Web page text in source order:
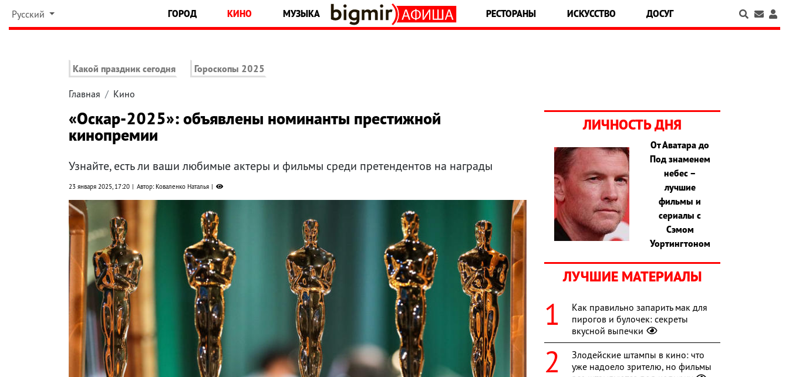
Русский ГОРОД КИНО МУЗЫКА РЕСТОРАНЫ ИСКУССТВО ДОСУГ
Какой праздник сегодня Гороскопы 2025
Главная Кино
«Оскар-2025»: объявлены номинанты престижной
кинопремии
Узнайте, есть ли ваши любимые актеры и фильмы среди претендентов на награды
23 января 2025, 17:20 Автор: Коваленко Наталья
ЛИЧНОСТЬ ДНЯ
От Аватара до
Под знаменем
небес –
лучшие
фильмы и
сериалы с
Сэмом
Уортингтоном
ЛУЧШИЕ МАТЕРИАЛЫ
Как правильно запарить мак для
пирогов и булочек: секреты
вкусной выпечки
Злодейские штампы в кино: что
уже надоело зрителю, но фильмы